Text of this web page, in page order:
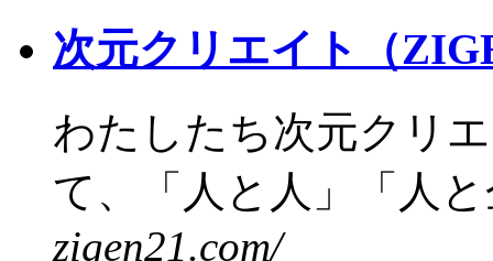
次元クリエイト（
わたしたち次元クリ
て、「人と人」「人
zigen21.com/